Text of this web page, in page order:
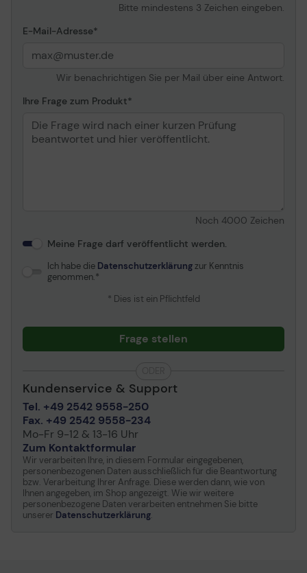
Bitte mindestens 3 Zeichen eingeben.
E-Mail-Adresse
Wir benachrichtigen Sie per Mail über eine Antwort.
Ihre Frage zum Produkt
Noch 4000 Zeichen
Meine Frage darf veröffentlicht werden.
Ich habe die Datenschutzerklärungzur Kenntnis
genommen.
* Dies ist ein Pflichtfeld
Frage stellen
Kundenservice & Support
Tel. +49 2542 9558-250
Fax. +49 2542 9558-234
Mo-Fr 9-12 & 13-16 Uhr
Zum Kontaktformular
Wir verarbeiten Ihre, in diesem Formular eingegebenen,
personenbezogenen Daten ausschließlich für die Beantwortung
bzw. Verarbeitung Ihrer Anfrage. Diese werden dann, wie von
Ihnen angegeben, im Shop angezeigt. Wie wir weitere
personenbezogene Daten verarbeiten entnehmen Sie bitte
unserer Datenschutzerklärung.